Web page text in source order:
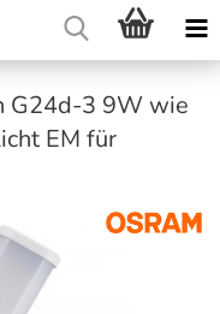
G24d-3 9W wie
EM für